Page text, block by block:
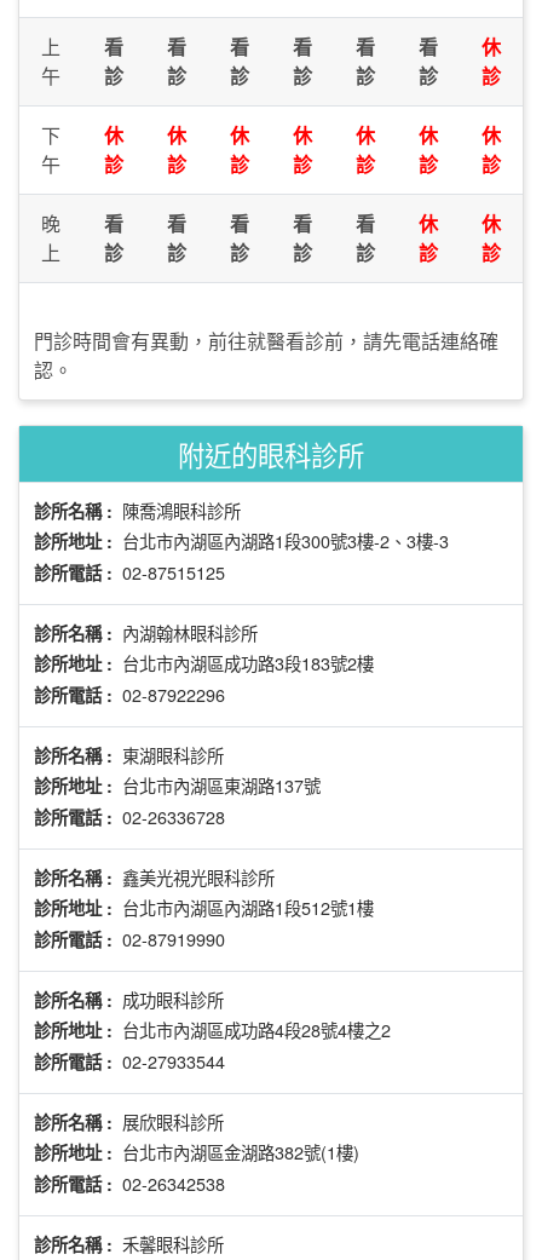
上
午
看
診
看
診
看
診
看
診
看
診
看
診
休
診
下
午
休
診
休
診
休
診
休
診
休
診
休
診
休
診
晚
上
看
診
看
診
看
診
看
診
看
診
休
診
休
診
門診時間會有異動，前往就醫看診前，請先電話連絡確
認。
附近的眼科診所
診所名稱 : 陳喬鴻眼科診所
診所地址 : 台北市內湖區內湖路1段300號3樓-2、3樓-3
診所電話 : 02-87515125
診所名稱 : 內湖翰林眼科診所
診所地址 : 台北市內湖區成功路3段183號2樓
診所電話 : 02-87922296
診所名稱 : 東湖眼科診所
診所地址 : 台北市內湖區東湖路137號
診所電話 : 02-26336728
診所名稱 : 鑫美光視光眼科診所
診所地址 : 台北市內湖區內湖路1段512號1樓
診所電話 : 02-87919990
診所名稱 : 成功眼科診所
診所地址 : 台北市內湖區成功路4段28號4樓之2
診所電話 : 02-27933544
診所名稱 : 展欣眼科診所
診所地址 : 台北市內湖區金湖路382號(1樓)
診所電話 : 02-26342538
診所名稱 : 禾馨眼科診所